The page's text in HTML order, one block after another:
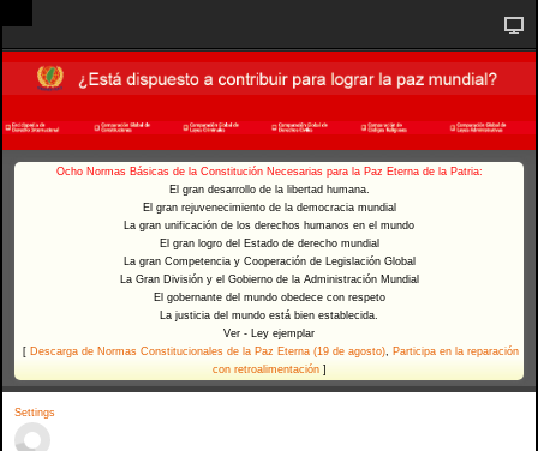
Ocho Normas Básicas de la Constitución Necesarias para la Paz Eterna de la Patria:
El gran desarrollo de la libertad humana.
El gran rejuvenecimiento de la democracia mundial
La gran unificación de los derechos humanos en el mundo
El gran logro del Estado de derecho mundial
La gran Competencia y Cooperación de Legislación Global
La Gran División y el Gobierno de la Administración Mundial
El gobernante del mundo obedece con respeto
La justicia del mundo está bien establecida.
Ver - Ley ejemplar
[ Descarga de Normas Constitucionales de la Paz Eterna (19 de agosto), Participa en la reparación
con retroalimentación ]
Settings